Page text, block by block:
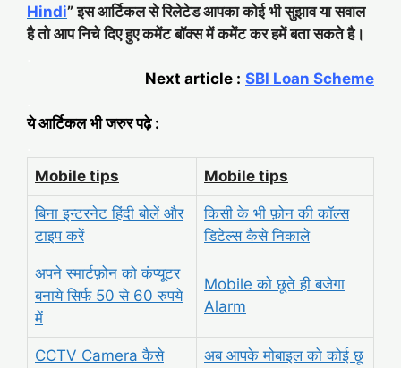
Hindi” इस आर्टिकल से रिलेटेड आपका कोई भी सुझाव या सवाल
है तो आप निचे दिए हुए कमेंट बॉक्स में कमेंट कर हमें बता सकते है।
Next article : SBI Loan Scheme
ये आर्टिकल भी जरुर पढ़े:
Mobile tips
Mobile tips
बिना इन्टरनेट हिंदी बोलें और
टाइप करें
किसी के भी फ़ोन की कॉल्स
डिटेल्स कैसे निकाले
अपने स्मार्टफ़ोन को कंप्यूटर
बनाये सिर्फ 50 से 60 रुपये
में
Mobile को छूते ही बजेगा
Alarm
CCTV Camera कैसे
अब आपकेमोबाइल को कोई छू